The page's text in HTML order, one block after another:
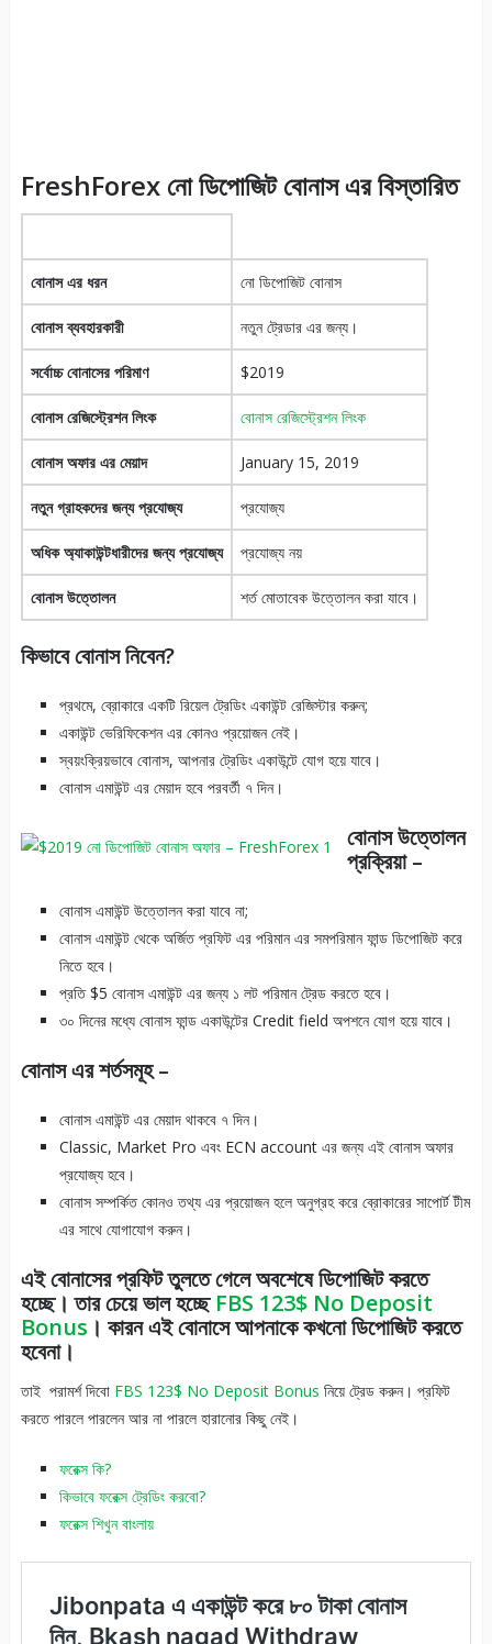
FreshForex নো ডিপোজিট বোনাস এর বিস্তারিত
বোনাস এর ধরন নো ডিপোজিট বোনাস
বোনাস ব্যবহারকারী নতুন ট্রেডার এর জন্য।
সর্বোচ্চ বোনাসের পরিমাণ $2019
বোনাস রেজিস্ট্রেশন লিংক বোনাস রেজিস্ট্রেশন লিংক
বোনাস অফার এর মেয়াদ January 15, 2019
নতুন গ্রাহকদের জন্য প্রযোজ্য প্রযোজ্য
অধিক অ্যাকাউন্টধারীদের জন্য প্রযোজ্য প্রযোজ্য নয়
বোনাস উত্তোলন শর্ত মোতাবেক উত্তোলন করা যাবে।
কিভাবে বোনাস নিবেন?
প্রথমে, ব্রোকারে একটি রিয়েল ট্রেডিং একাউন্ট রেজিস্টার করুন;
একাউন্ট ভেরিফিকেশন এর কোনও প্রয়োজন নেই।
স্বয়ংক্রিয়ভাবে বোনাস, আপনার ট্রেডিং একাউন্টে যোগ হয়ে যাবে।
বোনাস এমাউন্ট এর মেয়াদ হবে পরবর্তী ৭ দিন।
বোনাস উত্তোলন
প্রক্রিয়া –
বোনাস এমাউন্ট উত্তোলন করা যাবে না;
বোনাস এমাউন্ট থেকে অর্জিত প্রফিট এর পরিমান এর সমপরিমান ফান্ড ডিপোজিট করে
নিতে হবে।
প্রতি $5 বোনাস এমাউন্ট এর জন্য ১ লট পরিমান ট্রেড করতে হবে।
৩০ দিনের মধ্যে বোনাস ফান্ড একাউন্টের Credit field অপশনে যোগ হয়ে যাবে।
বোনাস এর শর্তসমূহ –
বোনাস এমাউন্ট এর মেয়াদ থাকবে ৭ দিন।
Classic, Market Pro এবং ECN account এর জন্য এই বোনাস অফার
প্রযোজ্য হবে।
বোনাস সম্পর্কিত কোনও তথ্য এর প্রয়োজন হলে অনুগ্রহ করে ব্রোকারের সাপোর্ট টীম
এর সাথে যোগাযোগ করুন।
এই বোনাসের প্রফিট তুলতে গেলে অবশেষে ডিপোজিট করতে
হচ্ছে। তার চেয়ে ভাল হচ্ছে FBS 123$ No Deposit
Bonus । কারন এই বোনাসে আপনাকে কখনো ডিপোজিট করতে
হবেনা।
তাই পরামর্শ দিবো FBS 123$ No Deposit Bonus নিয়ে ট্রেড করুন। প্রফিট
করতে পারলে পারলেন আর না পারলে হারানোর কিছু নেই।
ফরেক্স কি?
কিভাবে ফরেক্স ট্রেডিং করবো?
ফরেক্স শিখুন বাংলায়